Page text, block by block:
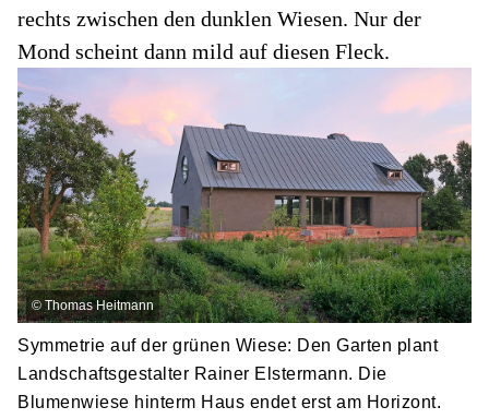
© Thomas Heitmann
Symmetrie auf der grünen Wiese: Den Garten plant
Landschaftsgestalter Rainer Elstermann. Die
Blumenwiese hinterm Haus endet erst am Horizont.
rechts zwischen den dunklen Wiesen. Nur der
Mond scheint dann mild auf diesen Fleck.